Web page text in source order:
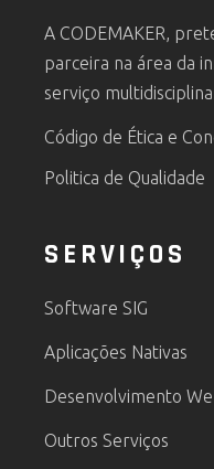
A CODEMAKER,
parceira na área da
serviço
Código de Ética e
Politica de Qualidade
SERVIÇOS
Software SIG
Aplicações Nativas
Desenvolvimento
Outros Serviços